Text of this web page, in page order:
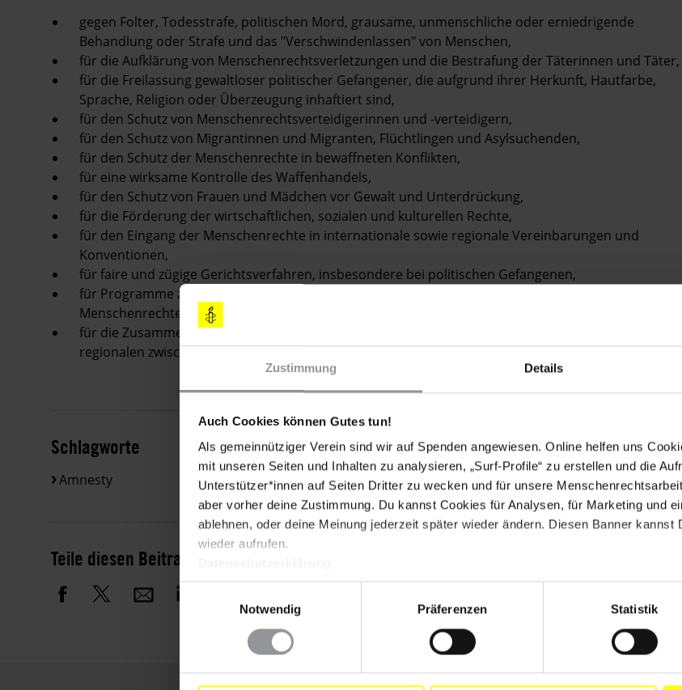
Zustimmung Details
Auch Cookies können Gutes tun!
Als gemeinnütziger Verein sind wir auf Spenden angewiesen. Online helfen uns
mit unseren Seiten und Inhalten zu analysieren, „Surf-Profile“ zu erstellen und die
Unterstützer*innen auf Seiten Dritter zu wecken und für unsere
aber vorher deine Zustimmung. Du kannst Cookies für Analysen, für Marketing und
ablehnen, oder deine Meinung jederzeit später wieder ändern. Diesen Banner kannst
wieder aufrufen.
Einwilligungsauswahl
Notwendig
Präferenzen Statistik
gegen Folter, Todesstrafe, politischen Mord, grausame, unmenschliche oder erniedrigende
Behandlung oder Strafe und das "Verschwindenlassen" von Menschen,
für die Aufklärung von Menschenrechtsverletzungen und die Bestrafung der Täterinnen und Täter,
für die Freilassung gewaltloser politischer Gefangener, die aufgrund ihrer Herkunft, Hautfarbe,
Sprache, Religion oder Überzeugung inhaftiert sind,
für den Schutz von Menschenrechtsverteidigerinnen und -verteidigern,
für den Schutz von Migrantinnen und Migranten, Flüchtlingen und Asylsuchenden,
für den Schutz der Menschenrechte in bewaffneten Konflikten,
für eine wirksame Kontrolle des Waffenhandels,
für den Schutz von Frauen und Mädchen vor Gewalt und Unterdrückung,
für die Förderung der wirtschaftlichen, sozialen und kulturellen Rechte,
für den Eingang der Menschenrechte in internationale sowie regionale Vereinbarungen und
Konventionen,
für faire und zügige Gerichtsverfahren, insbesondere bei politischen Gefangenen,
für Programme zur Menschenrechtserziehung und zur Förderung des Bewusstseins für die
Menschenrechte ,
für die Zusammenarbeit von nichtstaatlichen Organisationen, den Vereinten Nationen und
regionalen zwischenstaatlichen Organisationen zur Verteidigung der Menschenrechte
Schlagworte
Amnesty
Teile diesen Beitrag